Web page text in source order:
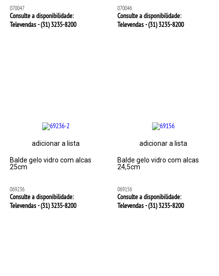
070047
Consulte a disponibilidade:
Televendas - (31)3235-8200
070046
Consulte a disponibilidade:
Televendas - (31)3235-8200
adicionar a lista
Balde gelo vidro com alcas
25cm
069236
Consulte a disponibilidade:
Televendas - (31)3235-8200
adicionar a lista
Balde gelo vidro com alcas
24,5cm
069156
Consulte a disponibilidade:
Televendas - (31)3235-8200